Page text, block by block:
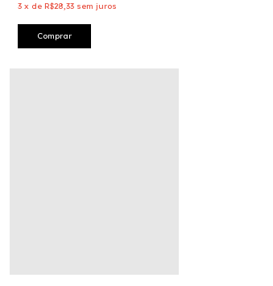
3 x de R$28,33 sem juros
Comprar